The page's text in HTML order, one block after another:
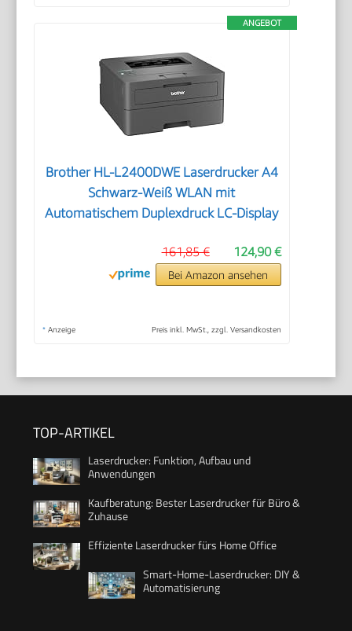
ANGEBOT
Brother HL-L2400DWE Laserdrucker A4
Schwarz-Weiß WLAN mit
Automatischem Duplexdruck LC-Display
124,90 €
161,85 €
Bei Amazon ansehen
* Anzeige Preis inkl. MwSt., zzgl. Versandkosten
TOP-ARTIKEL
Laserdrucker: Funktion, Aufbau und
Anwendungen
Kaufberatung: Bester Laserdrucker für Büro &
Zuhause
Effiziente Laserdrucker fürs Home Office
Smart-Home-Laserdrucker: DIY &
Automatisierung